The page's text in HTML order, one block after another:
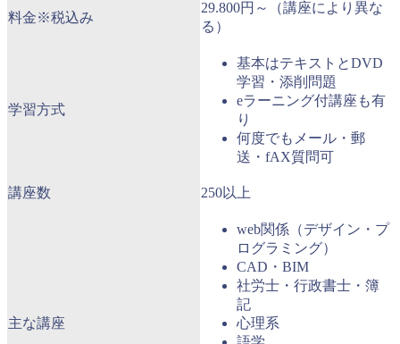
料金※税込み
29.800円～（講座により異な
る）
学習方式
基本はテキストとDVD
学習・添削問題
eラーニング付講座も有
り
何度でもメール・郵
送・fAX質問可
講座数 250以上
主な講座
web関係（デザイン・プ
ログラミング）
CAD・BIM
社労士・行政書士・簿
記
心理系